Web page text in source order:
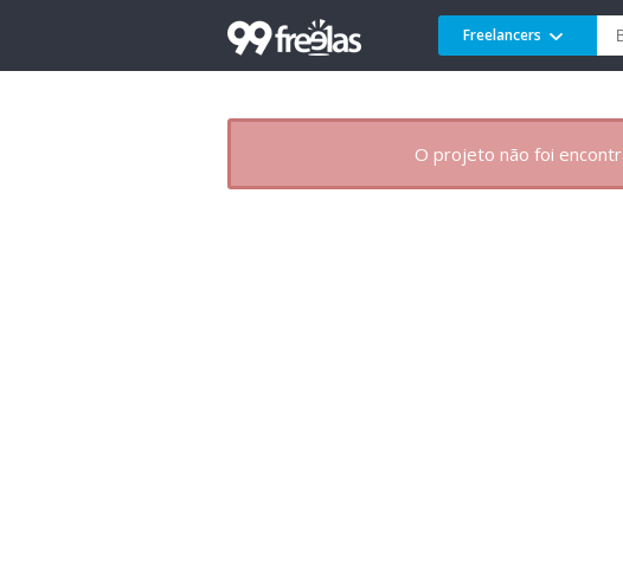
Freelancers
O projeto não foi